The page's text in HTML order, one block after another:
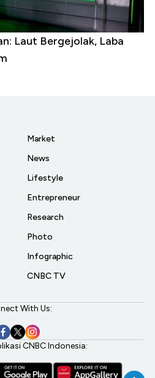
Laut Bergejolak, Laba
Market
News
Lifestyle
Entrepreneur
Research
Photo
Infographic
CNBC TV
With Us:
CNBC Indonesia: